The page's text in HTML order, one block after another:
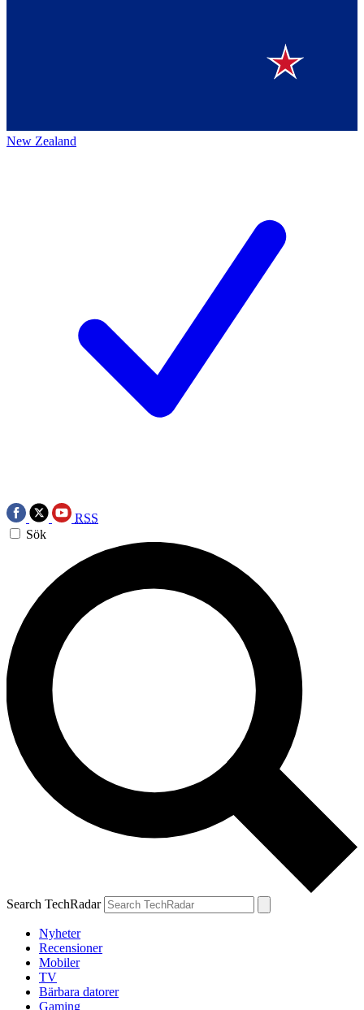
New Zealand
RSS
Sök
Search TechRadar
Nyheter
Recensioner
Mobiler
TV
Bärbara datorer
Gaming